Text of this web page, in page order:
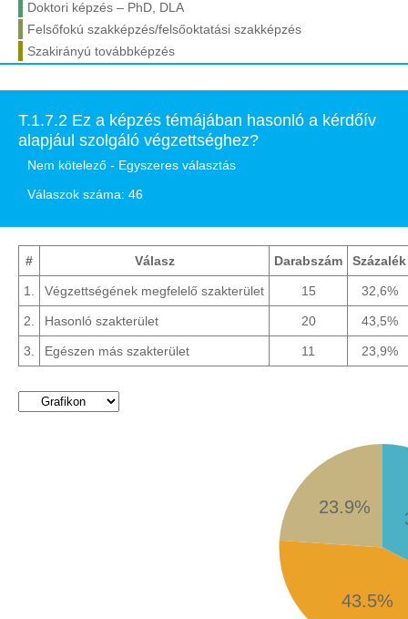
Doktori képzés – PhD, DLA
Felsőfokú szakképzés/felsőoktatási szakképzés
Szakirányú továbbképzés
T.1.7.2 Ez a képzés témájában hasonló a kérdőív
alapjául szolgáló végzettséghez?
Nem kötelező - Egyszeres választás
Válaszok száma: 46
# Válasz Darabszám Százalék
1. Végzettségének megfelelő szakterület 15 32,6%
2. Hasonló szakterület 20 43,5%
3. Egészen más szakterület 11 23,9%
43.5%
23.9%